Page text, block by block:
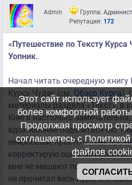
Admin Группа:
Репутация: 172
«Путешествие по Тексту Курса
Уопник.
Начал читать очередную книгу
Курсу Чудес (см. Обзор Курса),
материалы раздела «Текст», в
Книга настолько
вдохновение поделиться ею.
нейросетей, просто чтобы
корректирую ошибки/
мне не мешают понимать, о
не прочитал весь Курс, эти
Этот сайт использует
более комфортной
Продолжая просмотр
соглашаетесь с
файлов